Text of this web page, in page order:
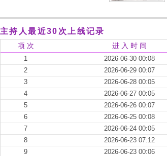
主持人最近30次上线记录
项 次 进 入 时 间
1 2026-06-30 00:08
2
2026-06-29 00:07
3
2026-06-28 00:05
4
2026-06-27 00:05
5
2026-06-26 00:07
6
2026-06-25 00:08
7
2026-06-24 00:05
8
2026-06-23 07:12
9
2026-06-23 00:06